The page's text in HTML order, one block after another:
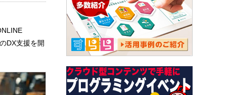
DX支援を開